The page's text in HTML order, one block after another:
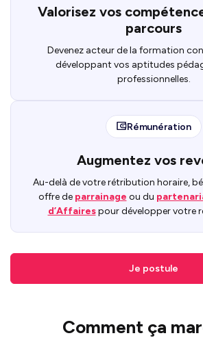
Valorisez vos
parcours
Devenez acteur de la formation
développant vos aptitudes
professionnelles.
Rémunération
Augmentez vos
Au-delà de votre rétribution horaire,
offre de parrainage ou du
d’Affairespour développer votre
Je postule
Comment ça